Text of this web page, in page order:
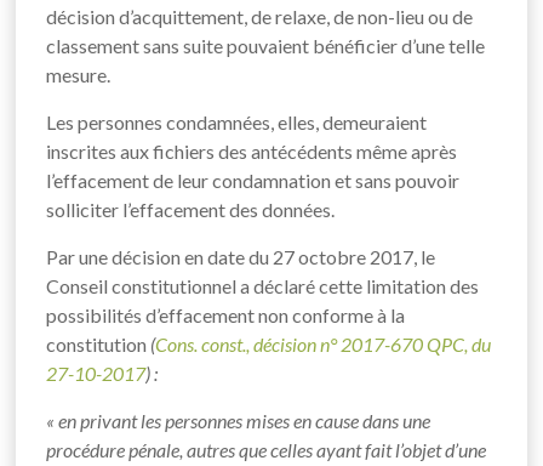
décision d’acquittement, de relaxe, de non-lieu ou de
classement sans suite pouvaient bénéficier d’une telle
mesure.
Les personnes condamnées, elles, demeuraient
inscrites aux fichiers des antécédents même après
l’effacement de leur condamnation et sans pouvoir
solliciter l’effacement des données.
Par une décision en date du 27 octobre 2017, le
Conseil constitutionnel a déclaré cette limitation des
possibilités d’effacement non conforme à la
constitution (Cons. const., décision n° 2017-670 QPC, du
27-10-2017) :
« en privant les personnes mises en cause dans une
procédure pénale, autres que celles ayant fait l’objet d’une